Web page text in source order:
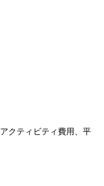
クティビティ費用、平